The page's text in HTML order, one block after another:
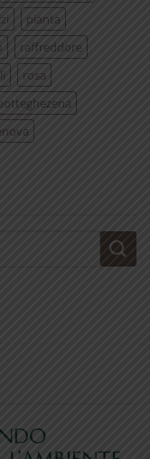
pianta
raffreddore
rosa